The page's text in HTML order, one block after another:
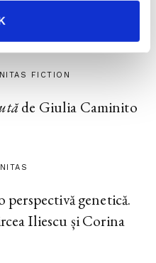
FICTION
de Giulia Caminito
genetică.
Iliescu și Corina